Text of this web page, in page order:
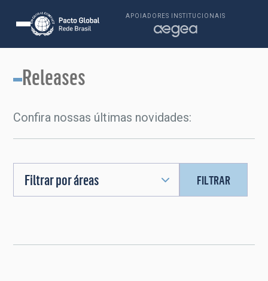
APOIADORES INSTITUCIONAIS
Releases
Confira nossas últimas novidades:
Filtrar por áreas FILTRAR